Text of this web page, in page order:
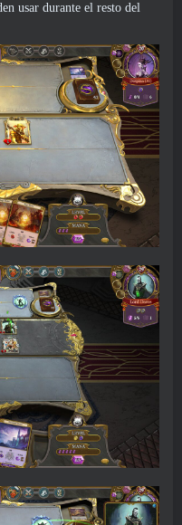
usar durante el resto del